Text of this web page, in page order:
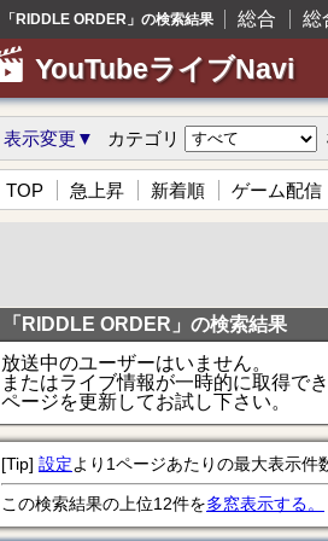
「RIDDLE ORDER」の検索結果 総合 総
YouTubeライブNavi
表示変更▼ カテゴリ
TOP 急上昇 新着順 ゲーム配信
「RIDDLE ORDER」の検索結果
放送中のユーザーはいません。
またはライブ情報が一時的に取得で
ページを更新してお試し下さい。
[Tip] 設定より1ページあたりの最大表示件
この検索結果の上位12件を多窓表示する。